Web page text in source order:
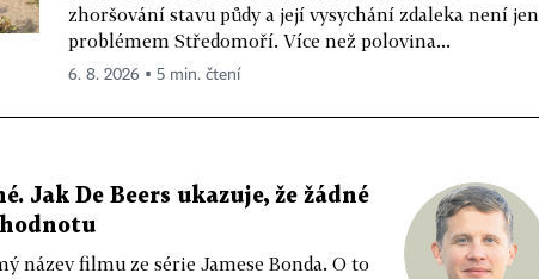
zhoršování stavu půdy a její vysychání zdaleka není jen
problémem Středomoří. Více než polovina...
6. 8. 2026 ▪ 5 min. čtení
Jak De Beers ukazuje, že žádné
název filmu ze série Jamese Bonda. O to